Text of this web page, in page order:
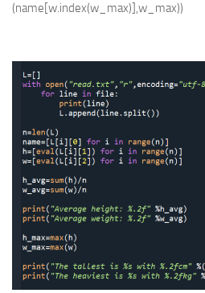
(name[w.index(w_max)],w_max))